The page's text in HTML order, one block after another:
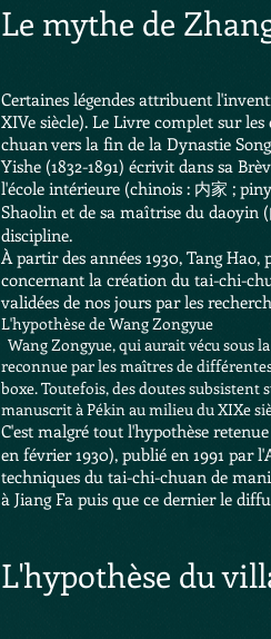
Le mythe de
Certaines légendes attribuent
XIVe siècle). Le Livre complet sur
chuan vers la fin de la Dynastie Song
Yishe (1832-1891) écrivit dans sa
l'école intérieure (chinois : 内家 ;
Shaolin et de sa maîtrise du daoyin
discipline.
À partir des années 1930, Tang Hao,
concernant la création du tai-chi-
validées de nos jours par les
L'hypothèse de Wang Zongyue
Wang Zongyue, qui aurait vécu sous la
reconnue par les maîtres de
boxe. Toutefois, des doutes
manuscrit à Pékin au milieu du XIXe
C'est malgré tout l'hypothèse
en février 1930), publié en 1991 par l'
techniques du tai-chi-chuan de
à Jiang Fa puis que ce dernier le
L'hypothèse du